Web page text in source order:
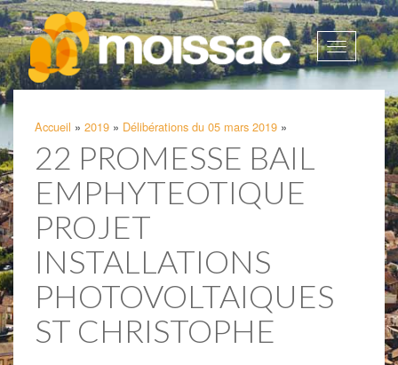
Afficher
la
Accueil » 2019 » Délibérations du 05 mars 2019 »
22 PROMESSE BAIL
EMPHYTEOTIQUE
PROJET
INSTALLATIONS
PHOTOVOLTAIQUES
ST CHRISTOPHE